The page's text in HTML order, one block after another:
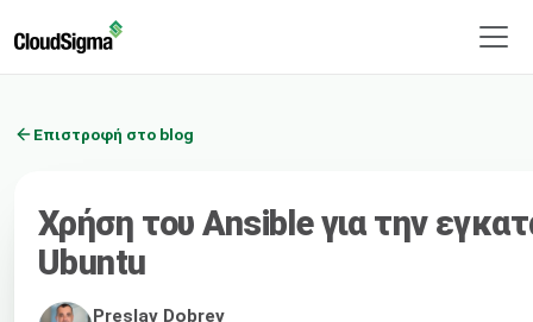
Επιστροφή στο blog
Χρήση του Ansible για την
Ubuntu
Preslav Dobrev